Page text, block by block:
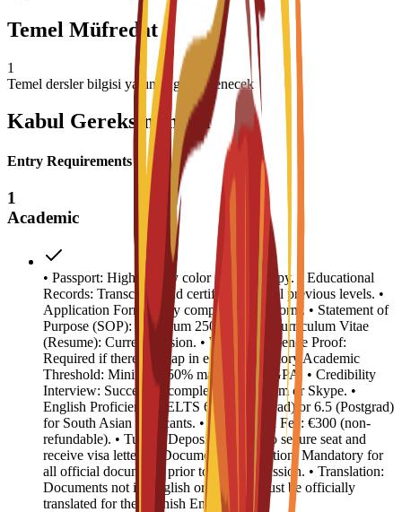
Temel Müfredat
1
Temel dersler bilgisi yakında güncellenecek
Kabul Gereksinimleri
Entry Requirements
1
Academic
• Passport: High-quality color scanned copy. • Educational
Records: Transcripts and certificates for all previous levels. •
Application Form: Fully completed C3S form. • Statement of
Purpose (SOP): Minimum 250 words. • Curriculum Vitae
(Resume): Current version. • Work Experience Proof:
Required if there is a gap in education history.Academic
Threshold: Minimum 50% marks or 2.5 GPA. • Credibility
Interview: Successful completion via Zoom or Skype. •
English Proficiency: IELTS 6.0 (Undergrad) or 6.5 (Postgrad)
for South Asian applicants. • Registration Fee: €300 (non-
refundable). • Tuition Deposit: €4,500 (to secure seat and
receive visa letter). • Document Legalization: Mandatory for
all official documents prior to visa submission. • Translation:
Documents not in English or Spanish must be officially
translated for the Spanish Embassy.